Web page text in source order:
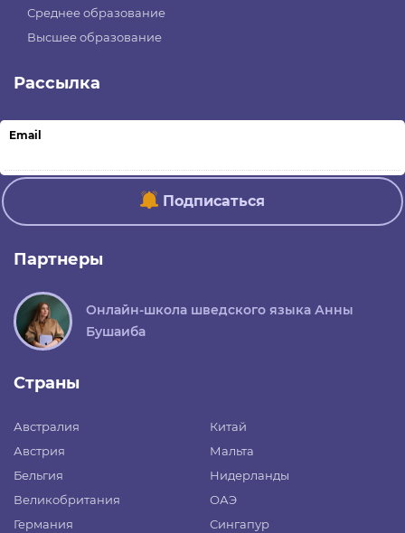
Среднее образование
Высшее образование
Рассылка
Email
Подписаться
Партнеры
Онлайн-школа шведского языка Анны
Бушаиба
Страны
Австралия
Австрия
Бельгия
Великобритания
Германия
Китай
Мальта
Нидерланды
ОАЭ
Сингапур